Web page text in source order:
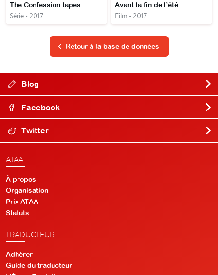
The Confession tapes
Série • 2017
Avant la fin de l’été
Film • 2017
Retour à la base de données
Blog
Facebook
Twitter
ATAA
À propos
Organisation
Prix ATAA
Statuts
TRADUCTEUR
Adhérer
Guide du traducteur